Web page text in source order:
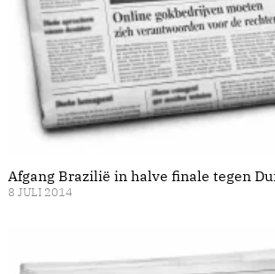
Afgang Brazilië in halve finale tegen
8 JULI 2014